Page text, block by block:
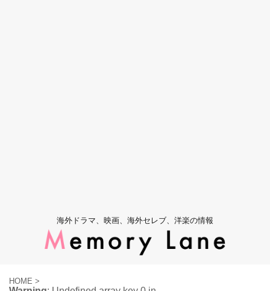
海外ドラマ、映画、海外セレブ、洋楽の情報
HOME >